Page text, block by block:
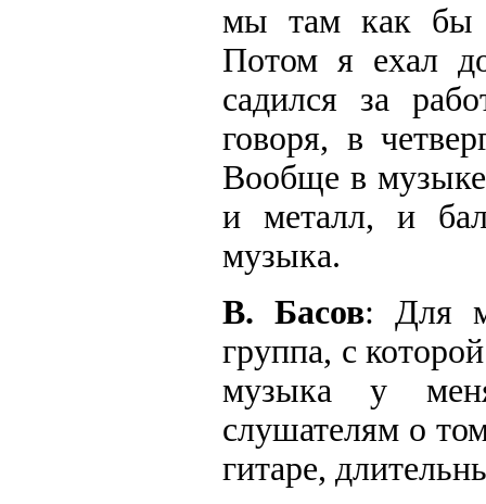
мы там как бы
Потом я ехал
садился за
говоря, в
Вообще в
и металл, и
музыка.
В. Басов: Для
группа, с
музыка у
слушателям о
гитаре,